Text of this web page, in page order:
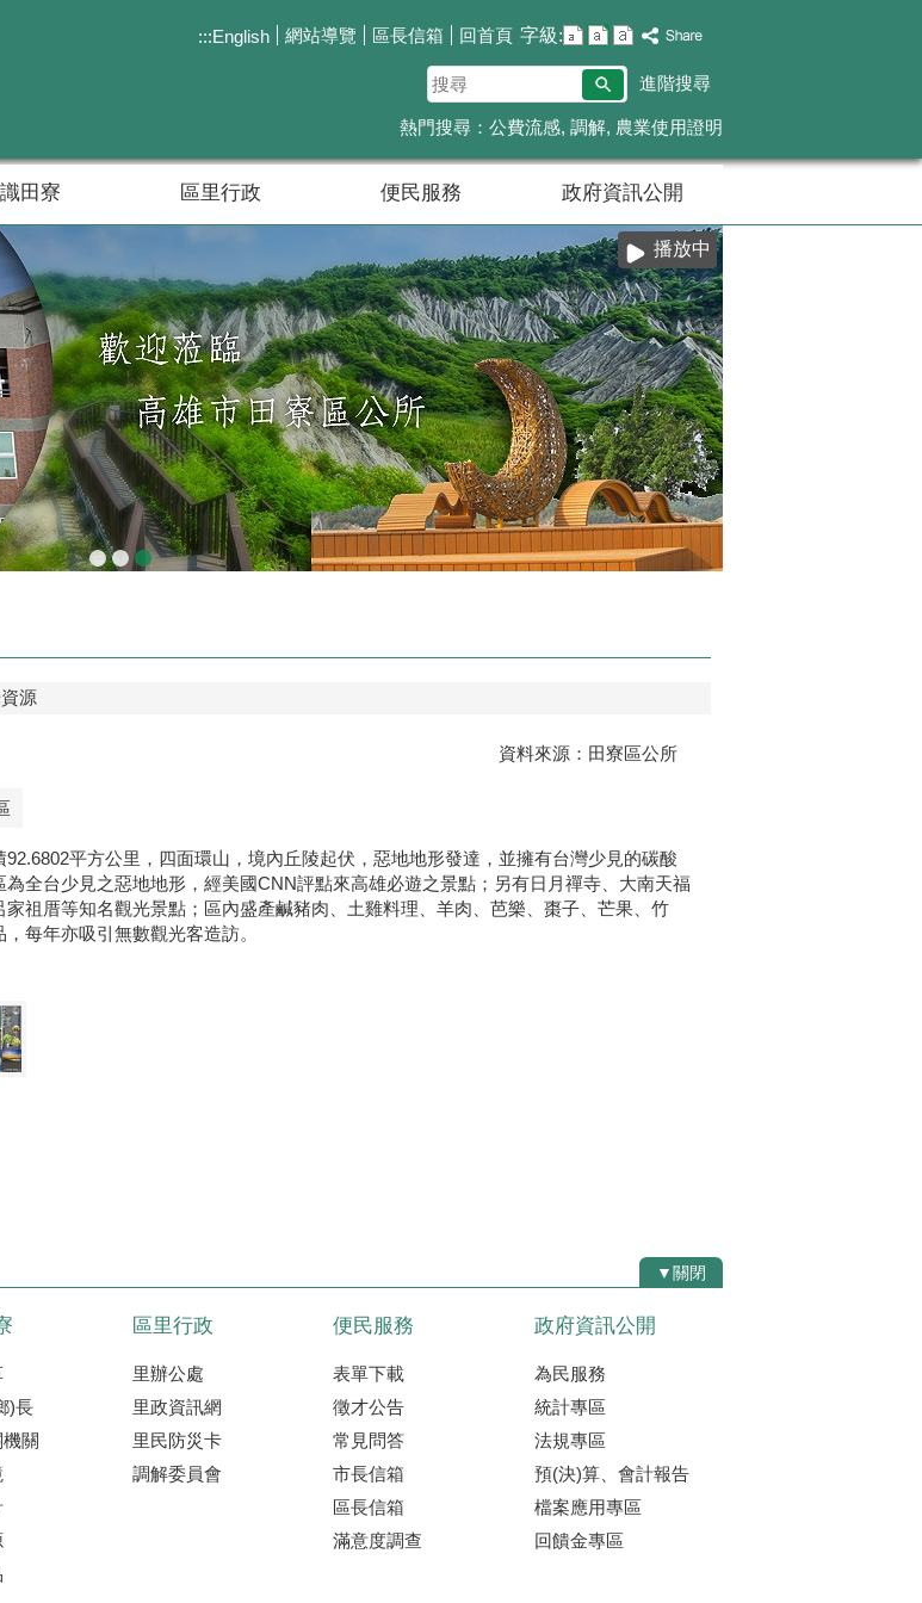
:::English 網站導覽 區長信箱 回首頁 字級:
搜
尋
進階搜尋
熱門搜尋： 公費流感 調解 農業使用證明
田寮 區里行政 便民服務 政府資訊公開
播放中
源
資料來源：田寮區公所
平方公里，四面環山，境內丘陵起伏，惡地地形發達，並擁有台灣少見的碳酸
全台少見之惡地地形，經美國CNN評點來高雄必遊之景點；另有日月禪寺、大南天福
祖厝等知名觀光景點；區內盛產鹹豬肉、土雞料理、羊肉、芭樂、棗子、芒果、竹
每年亦吸引無數觀光客造訪。
▼關閉
)長
關
區里行政
里辦公處
里政資訊網
里民防災卡
調解委員會
便民服務
表單下載
徵才公告
常見問答
市長信箱
區長信箱
滿意度調查
政府資訊公開
為民服務
統計專區
法規專區
預(決)算、會計報告
檔案應用專區
回饋金專區